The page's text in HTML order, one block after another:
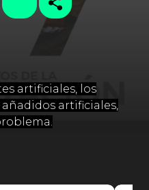
artificiales, los
artificiales,